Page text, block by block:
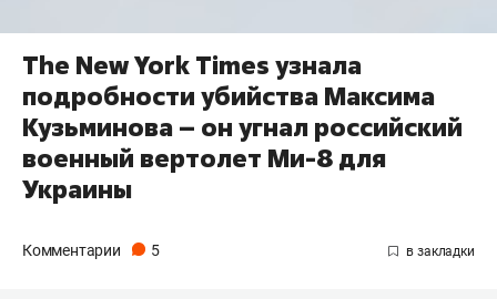
The New York Times узнала
подробности убийства Максима
Кузьминова – он угнал российский
военный вертолет Ми-8 для
Украины
Комментарии 5